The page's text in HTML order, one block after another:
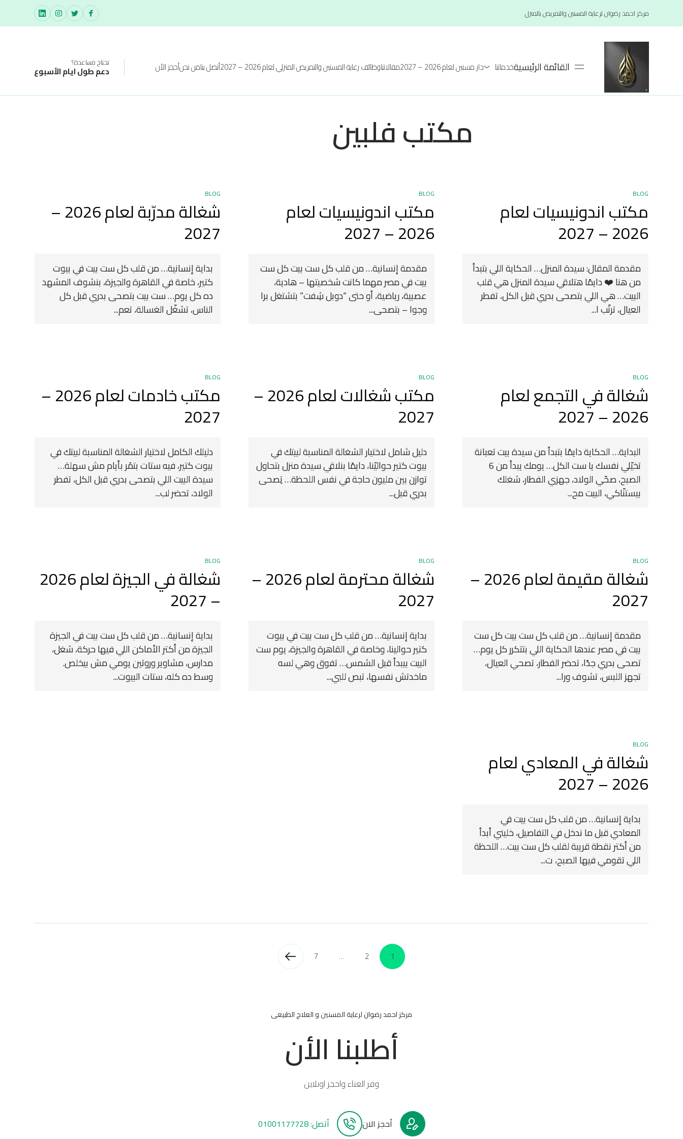
مركز احمد رضوان لرعاية المسنين والتمريض بالمنزل
القائمة الرئيسيةخدماتنا دار مسنين لعام 2026 – 2027 مقالاتناوظائف رعاية المسنين والتمريض المنزلي لعام 2026 – 2027 أتصل بنامن نحنأحجز الأن تحتاج مساعدة؟
دعم طول ايام الأسبوع
مكتب فلبين
BLOG
مكتب اندونيسيات لعام
2026 – 2027
مقدمة المقال: سيدة المنزل… الحكاية اللي بتبدأ
من هنا ❤️ دايمًا هتلاقي سيدة المنزل هي قلب
البيت… هي اللي بتصحى بدري قبل الكل، تفطر
العيال، ترتّب ا...
BLOG
مكتب اندونيسيات لعام
2026 – 2027
مقدمة إنسانية… من قلب كل ست بيت كل ست
بيت في مصر مهما كانت شخصيتها – هادية،
عصبية، رياضية، أو حتى “دوبل شِفت” بتشتغل برا
وجوا – بتصحى...
BLOG
شغالة مدرّبة لعام 2026 –
2027
بداية إنسانية… من قلب كل ست بيت في بيوت
كتير، خاصة في القاهرة والجيزة، بنشوف المشهد
ده كل يوم… ست بيت بتصحى بدري قبل كل
الناس، تشغّل الغسالة، تعم...
BLOG
شغالة في التجمع لعام
2026 – 2027
البداية… الحكاية دايمًا بتبدأ من سيدة بيت تعبانة
تخيّلي نفسك يا ست الكل… يومك يبدأ من 6
الصبح، صحّي الولاد، جهزي الفطار، شغلك
بيستنّاكي، البيت مح...
BLOG
مكتب شغالات لعام 2026 –
2027
دليل شامل لاختيار الشغالة المناسبة لبيتك في
بيوت كتير حواليّنا، دايمًا بنلاقي سيدة منزل بتحاول
توازن بين مليون حاجة في نفس اللحظة… تِصحى
بدري قبل...
BLOG
مكتب خادمات لعام 2026 –
2027
دليلك الكامل لاختيار الشغالة المناسبة لبيتك في
بيوت كتير، فيه ستات بتمُر بأيام مش سهلة…
سيدة البيت اللي بتصحى بدري قبل الكل، تفطر
الولاد، تحضر لب...
BLOG
شغالة مقيمة لعام 2026 –
2027
مقدمة إنسانية… من قلب كل ست بيت كل ست
بيت في مصر عندها الحكاية اللي بتتكرر كل يوم…
تصحى بدري جدًا، تحضر الفطار، تصحي العيال،
تجهز اللبس، تشوف ورا...
BLOG
شغالة محترمة لعام 2026 –
2027
بداية إنسانية… من قلب كل ست بيت في بيوت
كتير حوالينا، وخاصة في القاهرة والجيزة، يوم ست
البيت بيبدأ قبل الشمس… تفوق وهي لسه
ماخدتش نفسها، تبص للبي...
BLOG
شغالة في الجيزة لعام 2026
– 2027
بداية إنسانية… من قلب كل ست بيت في الجيزة
الجيزة من أكتر الأماكن اللي فيها حركة، شغل،
مدارس، مشاوير وروتين يومي مش بيخلص.
وسط ده كله، ستات البيوت...
BLOG
شغالة في المعادي لعام
2026 – 2027
بداية إنسانية… من قلب كل ست بيت في
المعادي قبل ما ندخل في التفاصيل، خليني أبدأ
من أكتر نقطة قريبة لقلب كل ست بيت… اللحظة
اللي تقومي فيها الصبح، ت...
1
2
…
7
مركز احمد رضوان لرعاية المسنين و العلاج الطبيعى
أطلبنا الأن
وفر العناء واحجز اونلاين
أحجز الان أتصل: 01001177728